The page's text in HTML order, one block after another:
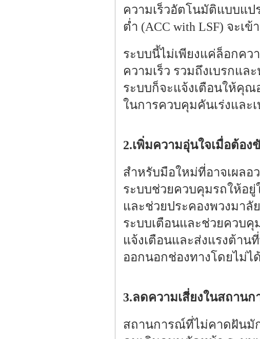
ความเร็วอัตโนมัติแบบแ
ต่ำ (ACC with LSF) จะเ
ระบบนี้ไม่เพียงแค่ล็อกค
ความเร็ว รวมถึงเบรกแ
ระบบก็จะแจ้งเตือนให้คุณ
ในการควบคุมคันเร่งและ
2.เพิ่มความอุ่นใจเมื่อต้อ
สำหรับมือใหม่ที่อาจเผล
ระบบช่วยควบคุมรถให้อยู่
และช่วยประคองพวงมาลั
ระบบเตือนและช่วยควบคุ
แจ้งเตือนและส่งแรงต้าน
ออกนอกช่องทางโดยไม่ไ
3.ลดความเสี่ยงในสถาน
สถานการณ์ที่ไม่คาดฝันมั